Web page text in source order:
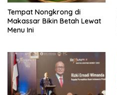
Tempat Nongkrong di
Makassar Bikin Betah Lewat
Menu Ini